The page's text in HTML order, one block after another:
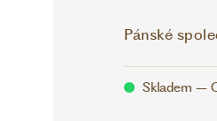
Pánské
Skladem –